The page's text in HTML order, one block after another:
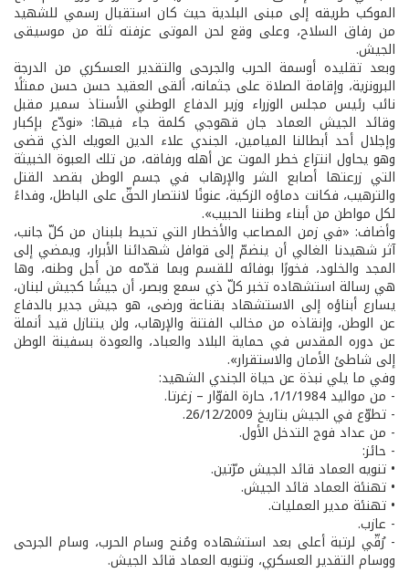
الموكب طريقه إلى مبنى البلدية حيث كان استقبال رسمي للشهيد
من رفاق السلاح، وعلى وقع لحن الموتى عزفته ثلة من موسيقى
الجيش.
وبعد تقليده أوسمة الحرب والجرحى والتقدير العسكري من الدرجة
البرونزية، وإقامة الصلاة على جثمانه، ألقى العقيد حسن حسن ممثلًا
نائب رئيس مجلس الوزراء وزير الدفاع الوطني الأستاذ سمير مقبل
وقائد الجيش العماد جان قهوجي كلمة جاء فيها: «نودّع بإكبار
وإجلال أحد أبطالنا الميامين، الجندي علاء الدين العويك الذي قضى
وهو يحاول انتزاع خطر الموت عن أهله ورفاقه، من تلك العبوة الخبيثة
التي زرعتها أصابع الشر والإرهاب في جسم الوطن بقصد القتل
والترهيب، فكانت دماؤه الزكية، عنونًا لانتصار الحقّ على الباطل، وفداءً
لكل مواطن من أبناء وطننا الحبيب».
وأضاف: «في زمن المصاعب والأخطار التي تحيط بلبنان من كلّ جانب،
آثر شهيدنا الغالي أن ينضمّ إلى قوافل شهدائنا الأبرار، ويمضي إلى
المجد والخلود، فخورًا بوفائه للقسم وبما قدّمه من أجل وطنه، وها
هي رسالة استشهاده تخبر كلّ ذي سمع وبصر، أن جيشًا كجيش لبنان،
يسارع أبناؤه إلى الاستشهاد بقناعة ورضى، هو جيش جدير بالدفاع
عن الوطن، وإنقاذه من مخالب الفتنة والإرهاب، ولن يتنازل قيد أنملة
عن دوره المقدس في حماية البلاد والعباد، والعودة بسفينة الوطن
إلى شاطئ الأمان والاستقرار».
وفي ما يلي نبذة عن حياة الجندي الشهيد:
- من مواليد 1/1/1984، حارة الفوّار – زغرتا.
- تطوّع في الجيش بتاريخ 26/12/2009.
- من عداد فوج التدخل الأول.
- حائز:
• تنويه العماد قائد الجيش مرّتين.
• تهنئة العماد قائد الجيش.
• تهنئة مدير العمليات.
- عازب.
- رُقّي لرتبة أعلى بعد استشهاده ومُنح وسام الحرب، وسام الجرحى
ووسام التقدير العسكري، وتنويه العماد قائد الجيش.